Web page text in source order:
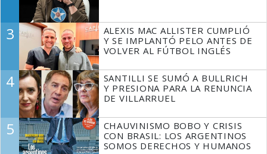
3
ALEXIS MAC ALLISTER CUMPLIÓ
Y SE IMPLANTÓ PELO ANTES DE
VOLVER AL FÚTBOL INGLÉS
4
SANTILLI SE SUMÓ A BULLRICH
Y PRESIONA PARA LA RENUNCIA
DE VILLARRUEL
5
CHAUVINISMO BOBO Y CRISIS
CON BRASIL: LOS ARGENTINOS
SOMOS DERECHOS Y HUMANOS